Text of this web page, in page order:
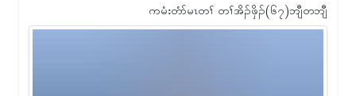
ကမံးတံာ်မၤတၢ် တၢ်အိၣ်ဖှိၣ်(၆၇)ဘျီတဘျီ